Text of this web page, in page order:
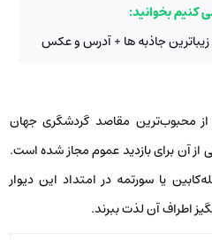
کنیم بخوانید:
جاذبه ها + آدرس و عکس
از محبوب‌ترین مقاصد گردشگری جهان
آن برای بازدید عموم مجاز شده است.
یا سورتمه در امتداد این دیوار
اطراف آن لذت ببرند.